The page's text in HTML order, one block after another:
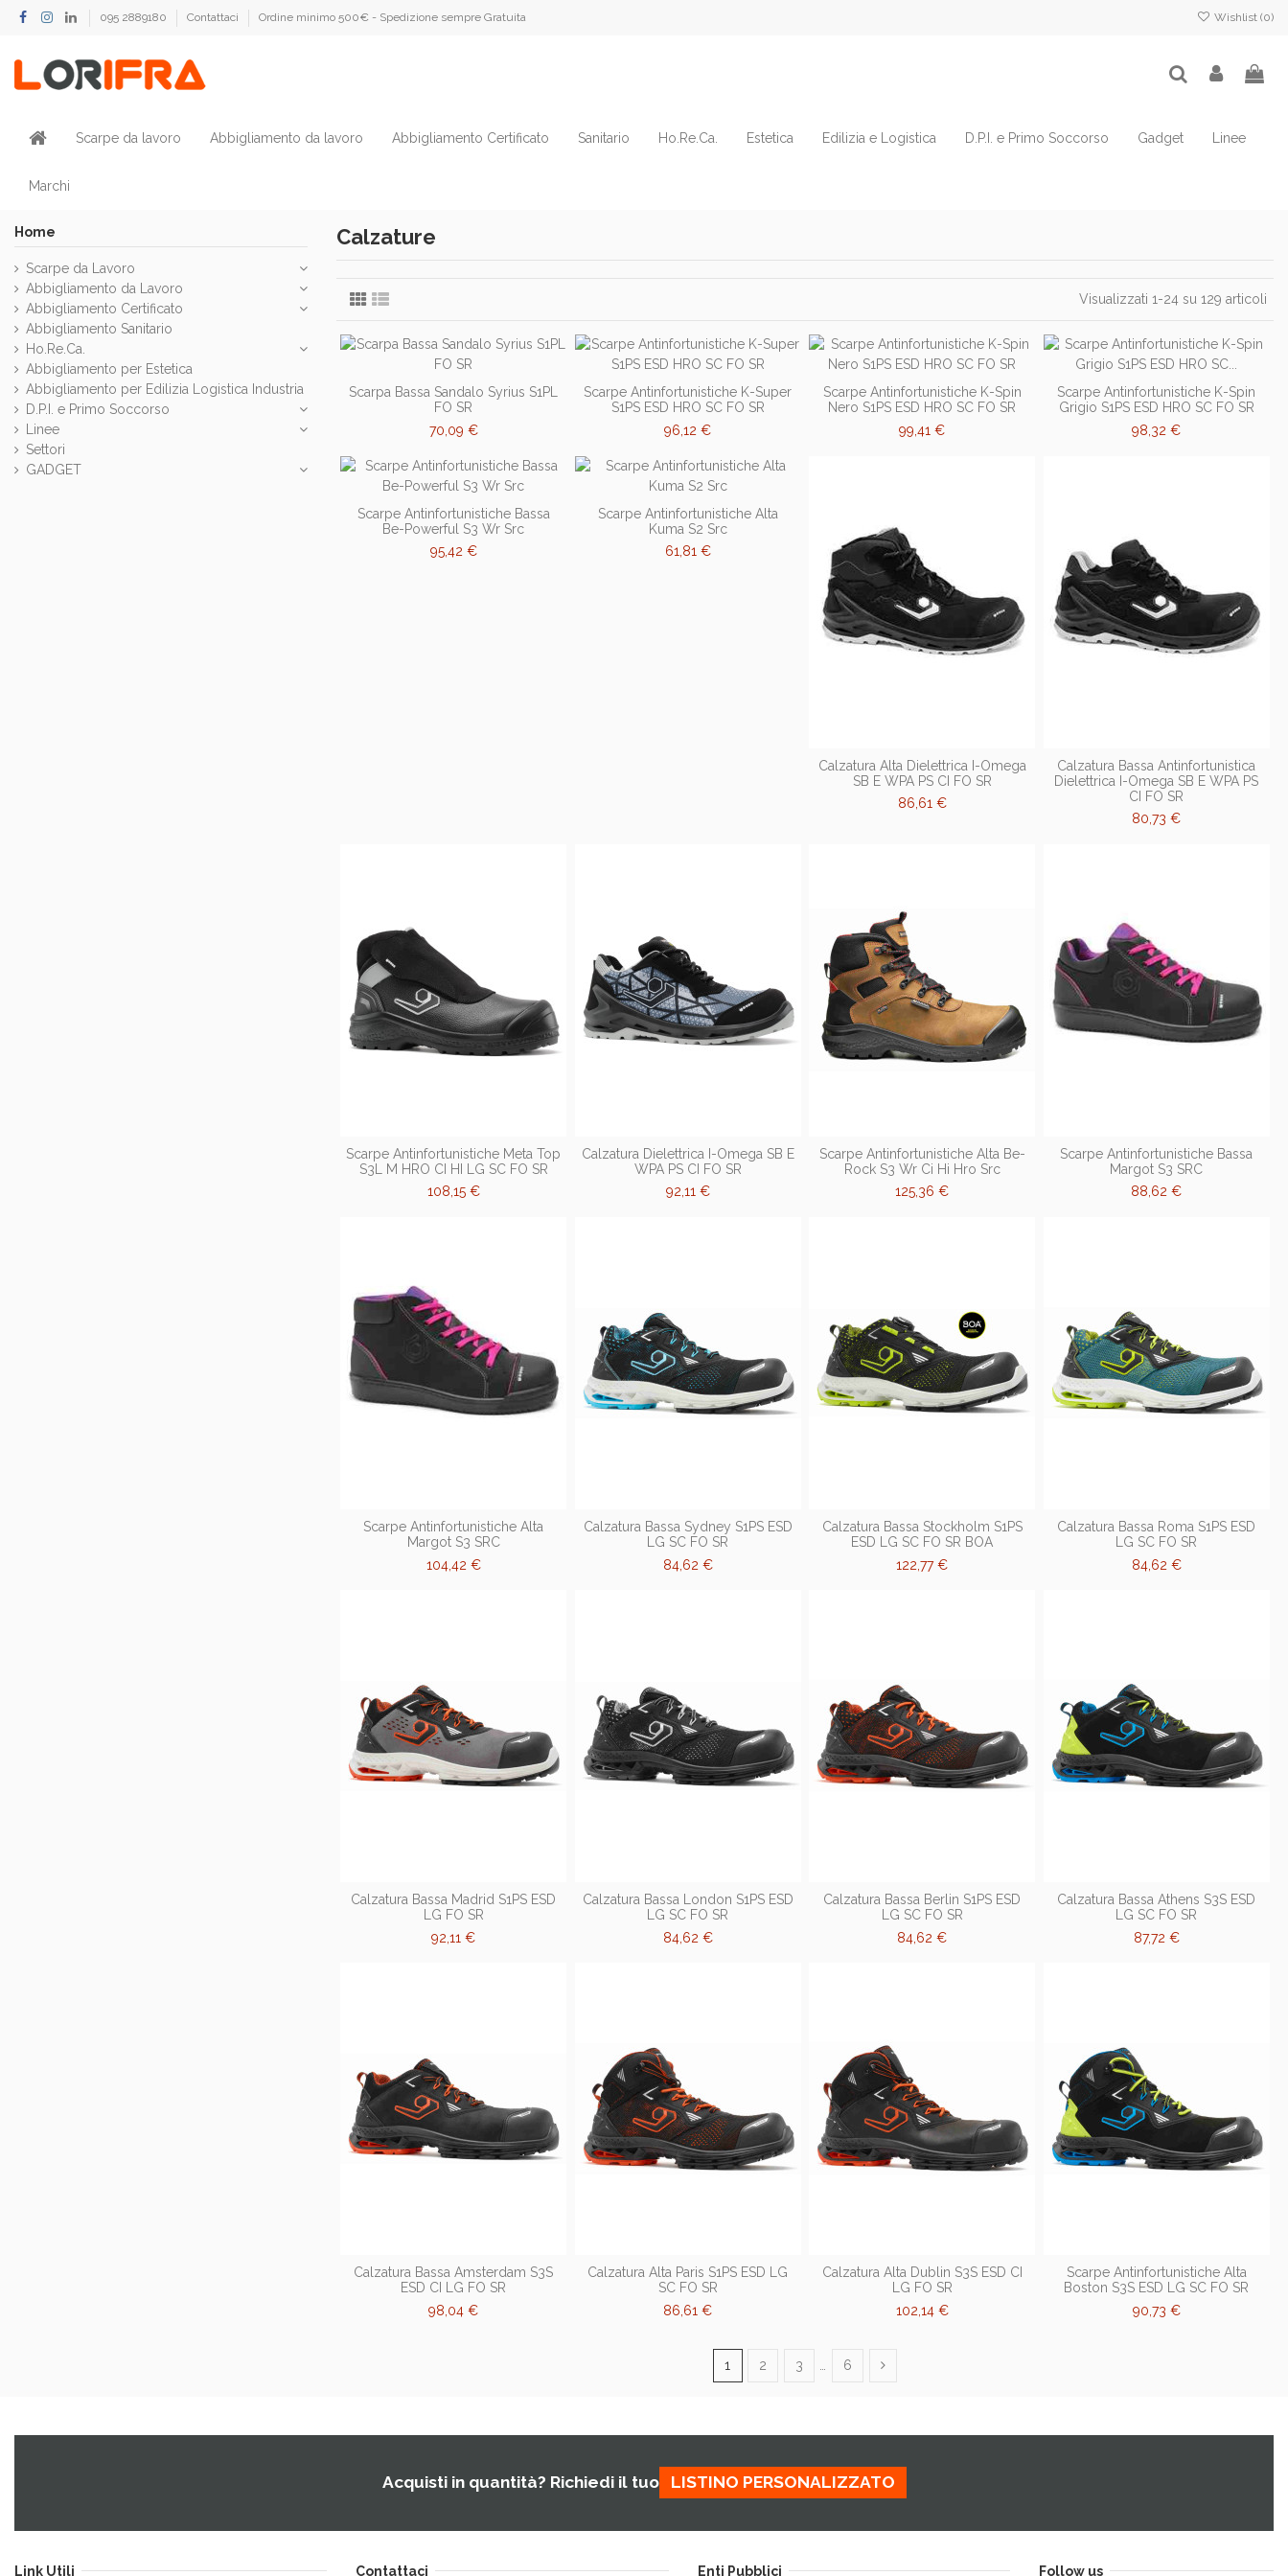
095 2889180 Contattaci Ordine minimo 500€ - Spedizione sempre Gratuita Wishlist (0)
Scarpe da lavoro Abbigliamento da lavoro Abbigliamento Certificato Sanitario Ho.Re.Ca. Estetica Edilizia e Logistica D.P.I. e Primo Soccorso Gadget Linee
Marchi
Calzature
Visualizzati 1-24 su 129 articoli
Scarpa Bassa Sandalo Syrius S1PL
FO SR
70,09 €
Scarpe Antinfortunistiche K-Super
S1PS ESD HRO SC FO SR
96,12 €
Scarpe Antinfortunistiche K-Spin
Nero S1PS ESD HRO SC FO SR
99,41 €
Scarpe Antinfortunistiche K-Spin
Grigio S1PS ESD HRO SC FO SR
98,32 €
Scarpe Antinfortunistiche Bassa
Be-Powerful S3 Wr Src
95,42 €
Scarpe Antinfortunistiche Alta
Kuma S2 Src
61,81 €
Calzatura Alta Dielettrica I-Omega
SB E WPA PS CI FO SR
86,61 €
Calzatura Bassa Antinfortunistica
Dielettrica I-Omega SB E WPA PS
CI FO SR
80,73 €
Scarpe Antinfortunistiche Meta Top
S3L M HRO CI HI LG SC FO SR
108,15 €
Calzatura Dielettrica I-Omega SB E
WPA PS CI FO SR
92,11 €
Scarpe Antinfortunistiche Alta Be-
Rock S3 Wr Ci Hi Hro Src
125,36 €
Scarpe Antinfortunistiche Bassa
Margot S3 SRC
88,62 €
Scarpe Antinfortunistiche Alta
Margot S3 SRC
104,42 €
Calzatura Bassa Sydney S1PS ESD
LG SC FO SR
84,62 €
Calzatura Bassa Stockholm S1PS
ESD LG SC FO SR BOA
122,77 €
Calzatura Bassa Roma S1PS ESD
LG SC FO SR
84,62 €
Calzatura Bassa Madrid S1PS ESD
LG FO SR
92,11 €
Calzatura Bassa London S1PS ESD
LG SC FO SR
84,62 €
Calzatura Bassa Berlin S1PS ESD
LG SC FO SR
84,62 €
Calzatura Bassa Athens S3S ESD
LG SC FO SR
87,72 €
Calzatura Bassa Amsterdam S3S
ESD CI LG FO SR
98,04 €
Calzatura Alta Paris S1PS ESD LG
SC FO SR
86,61 €
Calzatura Alta Dublin S3S ESD CI
LG FO SR
102,14 €
Scarpe Antinfortunistiche Alta
Boston S3S ESD LG SC FO SR
90,73 €
1 2 3 6
Home
Scarpe da Lavoro
Abbigliamento da Lavoro
Abbigliamento Certificato
Abbigliamento Sanitario
Ho.Re.Ca.
Abbigliamento per Estetica
Abbigliamento per Edilizia Logistica Industria
D.P.I. e Primo Soccorso
Linee
Settori
GADGET
Acquisti in quantità? Richiedi il tuo LISTINO PERSONALIZZATO
Link Utili Contattaci Enti Pubblici Follow us